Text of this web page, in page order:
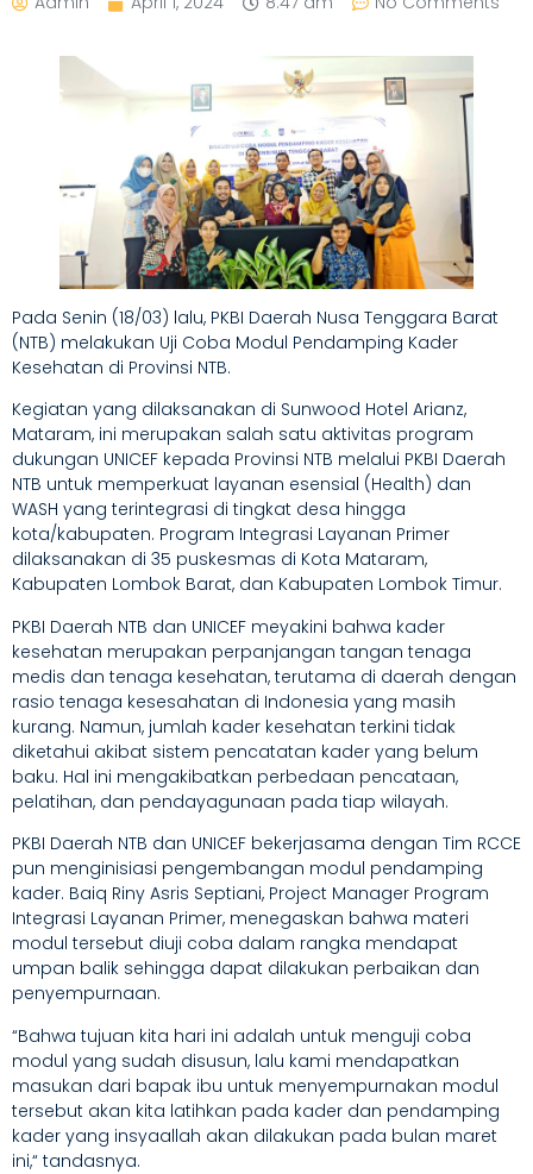
Pada Senin (18/03) lalu, PKBI Daerah Nusa Tenggara Barat
(NTB) melakukan Uji Coba Modul Pendamping Kader
Kesehatan di Provinsi NTB.
Kegiatan yang dilaksanakan di Sunwood Hotel Arianz,
Mataram, ini merupakan salah satu aktivitas program
dukungan UNICEF kepada Provinsi NTB melalui PKBI Daerah
NTB untuk memperkuat layanan esensial (Health) dan
WASH yang terintegrasi di tingkat desa hingga
kota/kabupaten. Program Integrasi Layanan Primer
dilaksanakan di 35 puskesmas di Kota Mataram,
Kabupaten Lombok Barat, dan Kabupaten Lombok Timur.
PKBI Daerah NTB dan UNICEF meyakini bahwa kader
kesehatan merupakan perpanjangan tangan tenaga
medis dan tenaga kesehatan, terutama di daerah dengan
rasio tenaga kesesahatan di Indonesia yang masih
kurang. Namun, jumlah kader kesehatan terkini tidak
diketahui akibat sistem pencatatan kader yang belum
baku. Hal ini mengakibatkan perbedaan pencataan,
pelatihan, dan pendayagunaan pada tiap wilayah.
PKBI Daerah NTB dan UNICEF bekerjasama dengan Tim RCCE
pun menginisiasi pengembangan modul pendamping
kader. Baiq Riny Asris Septiani, Project Manager Program
Integrasi Layanan Primer, menegaskan bahwa materi
modul tersebut diuji coba dalam rangka mendapat
umpan balik sehingga dapat dilakukan perbaikan dan
penyempurnaan.
“Bahwa tujuan kita hari ini adalah untuk menguji coba
modul yang sudah disusun, lalu kami mendapatkan
masukan dari bapak ibu untuk menyempurnakan modul
tersebut akan kita latihkan pada kader dan pendamping
kader yang insyaallah akan dilakukan pada bulan maret
ini,“ tandasnya.